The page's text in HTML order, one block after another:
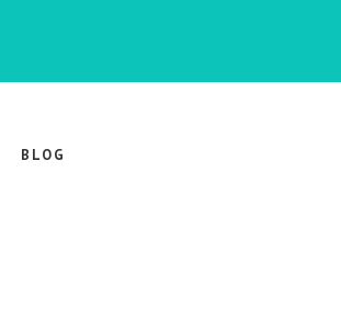
BLOG